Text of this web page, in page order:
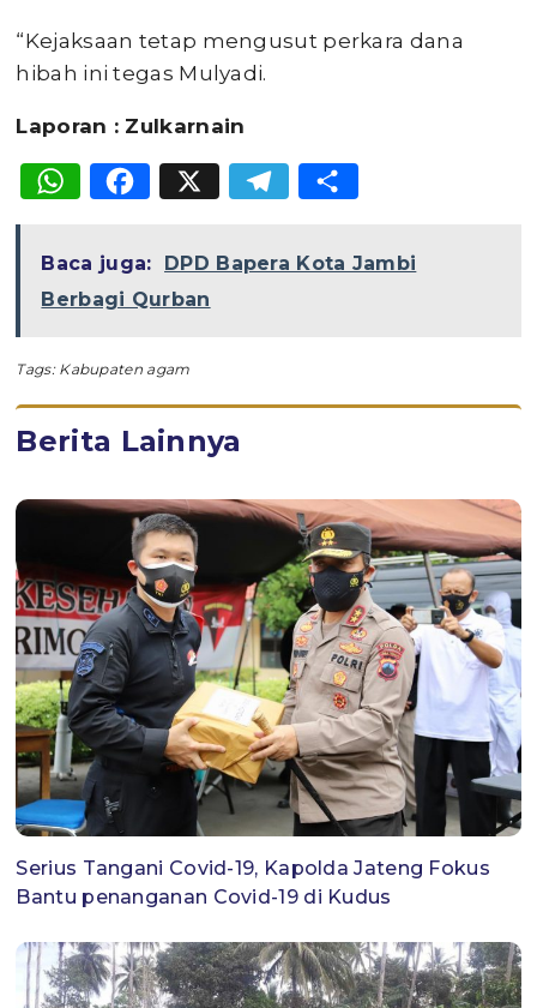
“Kejaksaan tetap mengusut perkara dana
hibah ini tegas Mulyadi.
Laporan : Zulkarnain
WhatsApp
Facebook
X Telegram
Baca juga:
DPD Bapera Kota Jambi
Berbagi Qurban
Tags: Kabupaten agam
Berita Lainnya
Serius Tangani Covid-19, Kapolda Jateng Fokus
Bantu penanganan Covid-19 di Kudus